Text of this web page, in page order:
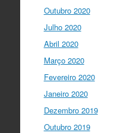
Outubro 2020
Julho 2020
Abril 2020
Março 2020
Fevereiro 2020
Janeiro 2020
Dezembro 2019
Outubro 2019